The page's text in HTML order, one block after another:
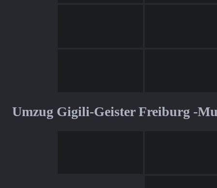
Umzug Gigili-Geister Freiburg -